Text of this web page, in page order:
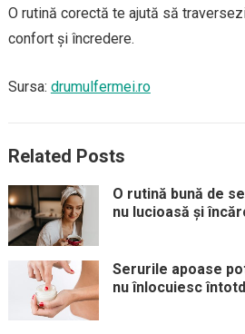
O rutină corectă te ajută să
confort și încredere.
Sursa: drumulfermei.ro
Related Posts
O rutină bună de
nu lucioasă și
Serurile apoase
nu înlocuiesc